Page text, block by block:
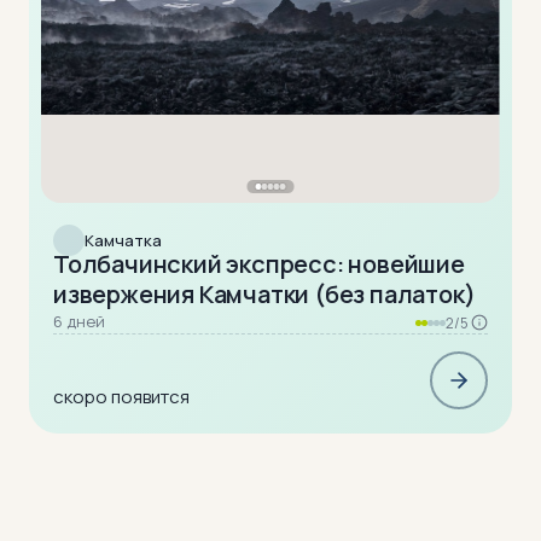
Камчатка
Толбачинский экспресс: новейшие
извержения Камчатки (без палаток)
6 дней 2/5
скоро появится